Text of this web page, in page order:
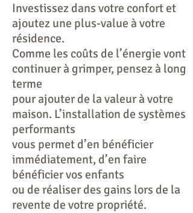
Investissez dans votre confort et
ajoutez une plus-value à votre
résidence.
Comme les coûts de l’énergie vont
continuer à grimper, pensez à long
terme
pour ajouter de la valeur à votre
maison. L’installation de systèmes
performants
vous permet d’en bénéficier
immédiatement, d’en faire
bénéficier vos enfants
ou de réaliser des gains lors de la
revente de votre propriété.